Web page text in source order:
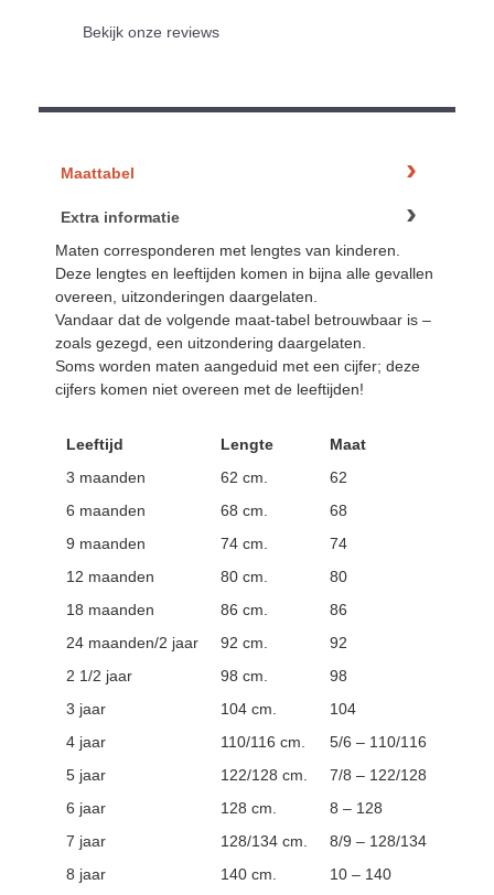
Bekijk onze reviews
Maattabel
Extra informatie
Maten corresponderen met lengtes van kinderen.
Deze lengtes en leeftijden komen in bijna alle gevallen
overeen, uitzonderingen daargelaten.
Vandaar dat de volgende maat-tabel betrouwbaar is –
zoals gezegd, een uitzondering daargelaten.
Soms worden maten aangeduid met een cijfer; deze
cijfers komen niet overeen met de leeftijden!
Leeftijd Lengte
Maat
3 maanden
62 cm.
62
6 maanden
68 cm.
68
9 maanden
74 cm.
74
12 maanden
80 cm.
80
18 maanden
86 cm.
86
24 maanden/2 jaar
92 cm.
92
2 1/2 jaar
98 cm.
98
3 jaar
104 cm.
104
4 jaar
110/116 cm.
5/6 – 110/116
5 jaar
122/128 cm.
7/8 – 122/128
6 jaar
128 cm.
8 – 128
7 jaar
128/134 cm.
8/9 – 128/134
8 jaar
140 cm. 10 – 140